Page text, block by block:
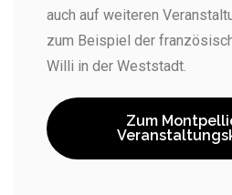
auch auf weiteren
zum Beispiel der
Willi in der Weststadt.
Zum